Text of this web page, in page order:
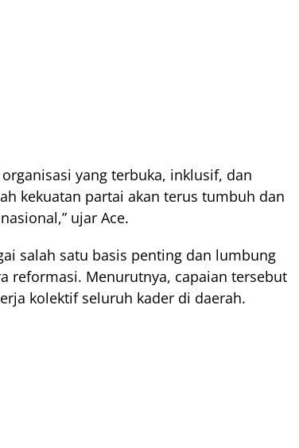
yang terbuka, inklusif, dan
kekuatan partai akan terus tumbuh dan
ujar Ace.
salah satu basis penting dan lumbung
reformasi. Menurutnya, capaian tersebut
kolektif seluruh kader di daerah.